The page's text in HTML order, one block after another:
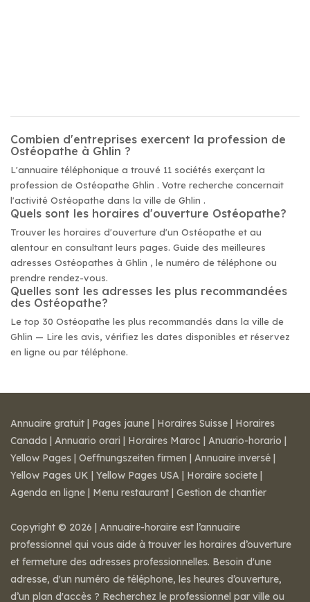
Combien d'entreprises exercent la profession de
Ostéopathe à Ghlin ?
L'annuaire téléphonique a trouvé 11 sociétés exerçant la
profession de Ostéopathe Ghlin . Votre recherche concernait
l'activité Ostéopathe dans la ville de Ghlin .
Quels sont les horaires d'ouverture Ostéopathe?
Trouver les horaires d'ouverture d'un Ostéopathe et au
alentour en consultant leurs pages. Guide des meilleures
adresses Ostéopathes à Ghlin , le numéro de téléphone ou
prendre rendez-vous.
Quelles sont les adresses les plus recommandées
des Ostéopathe?
Le top 30 Ostéopathe les plus recommandés dans la ville de
Ghlin — Lire les avis, vérifiez les dates disponibles et réservez
en ligne ou par téléphone.
Annuaire gratuit | Pages jaune | Horaires Suisse | Horaires
Canada | Annuario orari | Horaires Maroc | Anuario-horario |
Yellow Pages | Oeffnungszeiten firmen | Annuaire inversé |
Yellow Pages UK | Yellow Pages USA | Horaire societe |
Agenda en ligne | Menu restaurant | Gestion de chantier
Copyright © 2026 | Annuaire-horaire est l’annuaire
professionnel qui vous aide à trouver les horaires d’ouverture
et fermeture des adresses professionnelles. Besoin d'une
adresse, d'un numéro de téléphone, les heures d’ouverture,
d’un plan d'accès ? Recherchez le professionnel par ville ou